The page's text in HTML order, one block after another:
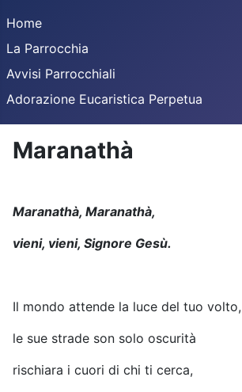
Home
La Parrocchia
Avvisi Parrocchiali
Adorazione Eucaristica Perpetua
Maranathà
Maranathà, Maranathà,
vieni, vieni, Signore Gesù.
Il mondo attende la luce del tuo volto,
le sue strade son solo oscurità
rischiara i cuori di chi ti cerca,